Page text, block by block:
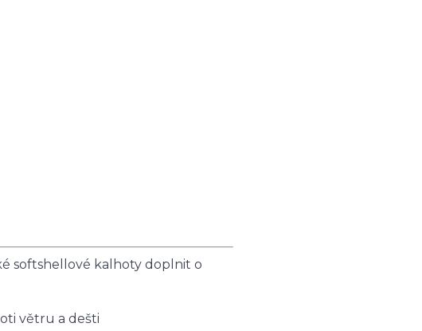
softshellové kalhoty doplnit o
větru a dešti